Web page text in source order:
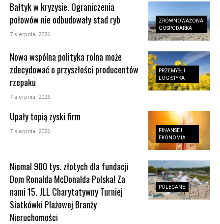
ZRÓWNOWAŻONA
GOSPODARKA
Bałtyk w kryzysie. Ograniczenia
połowów nie odbudowały stad ryb
7 sierpnia, 2026
PRZEMYSŁ I
LOGISTYKA
Nowa wspólna polityka rolna może
zdecydować o przyszłości producentów
rzepaku
7 sierpnia, 2026
FINANSE I
EKONOMIA
Upały topią zyski firm
7 sierpnia, 2026
POLECANE
Niemal 900 tys. złotych dla fundacji
Dom Ronalda McDonalda Polska! Za
nami 15. JLL Charytatywny Turniej
Siatkówki Plażowej Branży
Nieruchomości